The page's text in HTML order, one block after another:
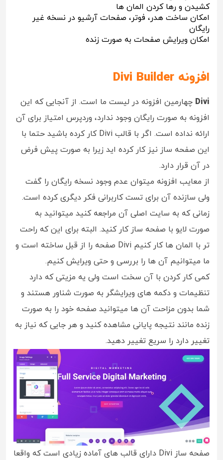
کشیدن و رها کردن المان ها
امکان ساخت هدر، فوتر، صفحات آرشیو در نسخه غیر
رایگان
امکان ویرایش صفحات به صورت زنده
افزونه Divi Builder
Divi چهارمین افزونه در لیست ما است. از آنجایی که این
افزونه به صورت رایگان وجود ندارد، وردپرس امتیاز برای آن
ارائه نداده است. اگر با قالب Divi کار کرده باشید حتما با
این صفحه ساز نیز کار کرده اید زیرا به صورت پیش فرض
در آن قرار دارد.
از معایب افزونه میتوان عدم وجود نسخه رایگان را گفت
ولی سازنده آن برای تست کاربرانی فکر دیگری کرده است.
زمانی که به سایت اصلی آن مراجعه کنید میتوانید به
صورت لایو با صفحه ساز کار کنید. البته برای این که راحت
تر با المان ها کار کنیم Divi صفحه را از قبل ساخته است و
ما میتوانیم آن ها را بررسی و حتی ویرایش کنیم.
کمی کار کردن با آن سخت است ولی یه مزیتی که دارد
تنظیمات و دکمه های ویرایشگر به صورت شناور هستند و
شما بدون مزاحت آن ها میتوانید صفحه خود را به صورت
زنده مانند نتیجه پایانی مشاهده کنید و هر جایی که نیاز به
تغییر دارد را سریع تغییر دهید.
صفحه ساز Divi دارای قالب های آماده زیادی است که واقعا